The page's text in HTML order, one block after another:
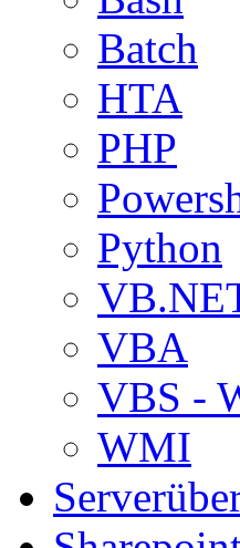
Batch
HTA
PHP
Python
VBA
VBS -
WMI